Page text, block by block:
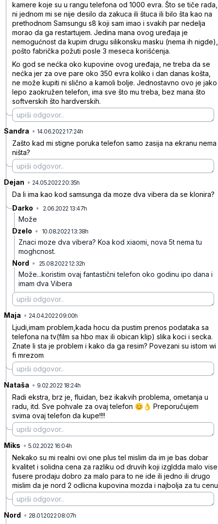
kamere koje su u rangu telefona od 1000 evra. Što se tiče rada,
ni jednom mi se nije desilo da zakuca ili štuca ili bilo šta kao na
prethodnom Samsungu s8 koji sam imao i svakih par nedelja
morao da ga restartujem. Jedina mana ovog uređaja je
nemogućnost da kupim drugu silikonsku masku (nema ih nigde),
pošto fabrička požuti posle 3 meseca korišćenja.
Ko god se nećka oko kupovine ovog uređaja, ne treba da se
nećka jer za ove pare oko 350 evra koliko i dan danas košta,
ne može kupiti ni slično a kamoli bolje. Jednostavno ovo je jako
lepo zaokružen telefon, ima sve što mu treba, bez mana što
softverskih što hardverskih.
Sandra • 14.06.2022 17:24h
Zašto kad mi stigne poruka telefon samo zasija na ekranu nema
ništa?
Dejan • 24.05.2022 20:35h
Da li ima kao kod samsunga da moze dva vibera da se klonira?
Darko • 2.06.2022 13:47h
Može
Dzelo • 10.08.2022 13:38h
Znaci moze dva vibera? Koa kod xiaomi, nova 5t nema tu
moghcnost.
Nord • 25.08.2022 12:32h
Može...koristim ovaj fantastični telefon oko godinu ipo dana i
imam dva Vibera
Maja • 24.04.2022 09:00h
Ljudi,imam problem,kada hocu da pustim prenos podataka sa
telefona na tv(film sa hbo max ili obican klip) slika koci i secka.
Znate li sta je problem i kako da ga resim? Povezani su istom wi
fi mrezom
Nataša • 9.02.2022 18:24h
Radi ekstra, brz je, fluidan, bez ikakvih problema, ometanja u
radu, itd. Sve pohvale za ovaj telefon 😊👌 Preporučujem
svima ovaj telefon da kupe!!!!
Miks • 5.02.2022 16:04h
Nekako su mi realni ovi one plus tel mislim da im je bas dobar
kvalitet i solidna cena za razliku od druvih koji izgldda malo vise
fusere prodaju dobro za malo para to ne ide ili jedno ili drugo
mislim da je nord 2 odlicna kupovina mozda i najbolja za tu cenu
Nord • 28.01.2022 08:07h